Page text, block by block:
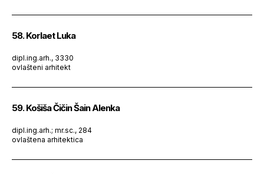
58. Korlaet Luka
dipl.ing.arh., 3330
ovlašteni arhitekt
59. Košiša Čičin Šain Alenka
dipl.ing.arh.; mr.sc., 284
ovlaštena arhitektica